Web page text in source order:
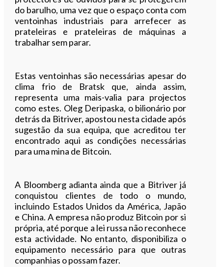
do barulho, uma vez que o espaço conta com
ventoinhas industriais para arrefecer as
prateleiras e prateleiras de máquinas a
trabalhar sem parar.
Estas ventoinhas são necessárias apesar do
clima frio de Bratsk que, ainda assim,
representa uma mais-valia para projectos
como estes. Oleg Deripaska, o bilionário por
detrás da Bitriver, apostou nesta cidade após
sugestão da sua equipa, que acreditou ter
encontrado aqui as condições necessárias
para uma mina de Bitcoin.
A Bloomberg adianta ainda que a Bitriver já
conquistou clientes de todo o mundo,
incluindo Estados Unidos da América, Japão
e China. A empresa não produz Bitcoin por si
própria, até porque a lei russa não reconhece
esta actividade. No entanto, disponibiliza o
equipamento necessário para que outras
companhias o possam fazer.